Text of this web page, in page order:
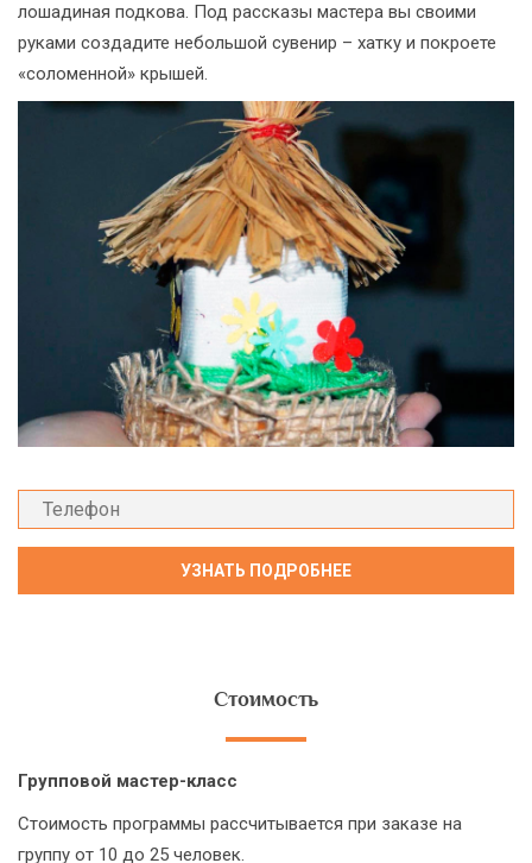
лошадиная подкова. Под рассказы мастера вы своими
руками создадите небольшой сувенир – хатку и покроете
«соломенной» крышей.
Стоимость
Групповой мастер-класс
Стоимость программы рассчитывается при заказе на
группу от 10 до 25 человек.